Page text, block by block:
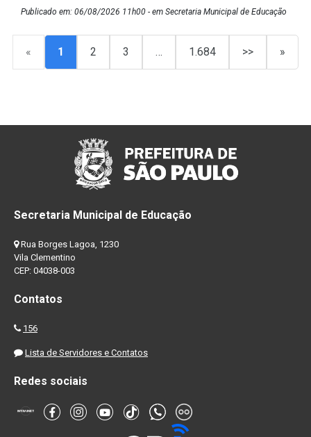
Publicado em: 06/08/2026 11h00 - em Secretaria Municipal de Educação
« 1 2 3 … 1.684 >> »
Secretaria Municipal de Educação
Rua Borges Lagoa, 1230
Vila Clementino
CEP: 04038-003
Contatos
156
Lista de Servidores e Contatos
Redes sociais